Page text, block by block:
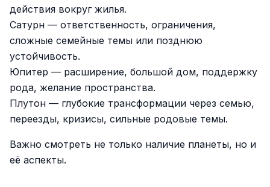
действия вокруг жилья.
Сатурн — ответственность, ограничения,
сложные семейные темы или позднюю
устойчивость.
Юпитер — расширение, большой дом, поддержку
рода, желание пространства.
Плутон — глубокие трансформации через семью,
переезды, кризисы, сильные родовые темы.
Важно смотреть не только наличие планеты, но и
её аспекты.